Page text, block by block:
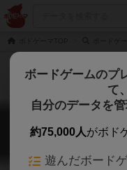
ルフィの
ボードゲームのプ
て、
自分のデータを
約75,000人がボド
遊んだボード